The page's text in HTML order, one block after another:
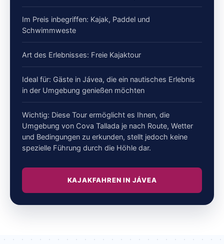
Im Preis inbegriffen: Kajak, Paddel und
Schwimmweste
Art des Erlebnisses: Freie Kajaktour
Ideal für: Gäste in Jávea, die ein nautisches Erlebnis
in der Umgebung genießen möchten
Wichtig: Diese Tour ermöglicht es Ihnen, die
Umgebung von Cova Tallada je nach Route, Wetter
und Bedingungen zu erkunden, stellt jedoch keine
spezielle Führung durch die Höhle dar.
KAJAKFAHREN IN JÁVEA